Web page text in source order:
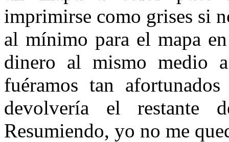
imprimirse como grises si
al mínimo para el mapa
dinero al mismo medio
fuéramos tan
devolvería el restante
Resumiendo, yo no me